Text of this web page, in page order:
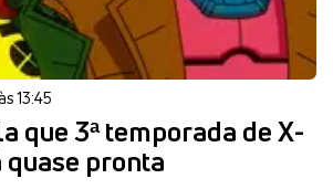
13:45
que 3ª temporada de X-
pronta